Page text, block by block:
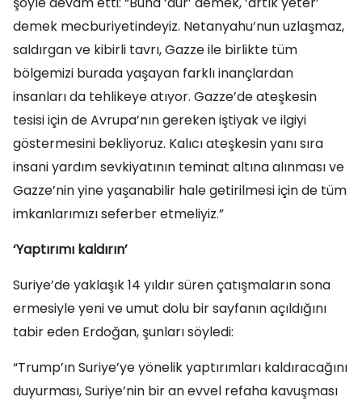
demek mecburiyetindeyiz. Netanyahu’nun uzlaşmaz,
saldırgan ve kibirli tavrı, Gazze ile birlikte tüm
bölgemizi burada yaşayan farklı inançlardan
insanları da tehlikeye atıyor. Gazze’de ateşkesin
tesisi için de Avrupa’nın gereken iştiyak ve ilgiyi
göstermesini bekliyoruz. Kalıcı ateşkesin yanı sıra
insani yardım sevkiyatının teminat altına alınması ve
Gazze’nin yine yaşanabilir hale getirilmesi için de tüm
imkanlarımızı seferber etmeliyiz.”
‘Yaptırımı kaldırın’
Suriye’de yaklaşık 14 yıldır süren çatışmaların sona
ermesiyle yeni ve umut dolu bir sayfanın açıldığını
tabir eden Erdoğan, şunları söyledi:
“Trump’ın Suriye’ye yönelik yaptırımları kaldıracağını
duyurması, Suriye’nin bir an evvel refaha kavuşması